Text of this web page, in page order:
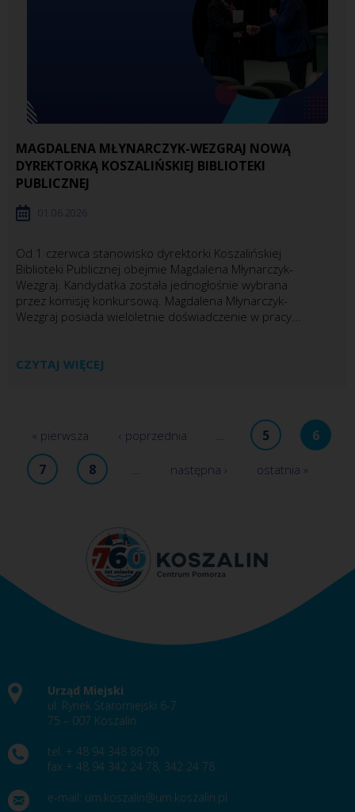
MAGDALENA MŁYNARCZYK-WEZGRAJ NOWĄ
DYREKTORKĄ KOSZALIŃSKIEJ BIBLIOTEKI
PUBLICZNEJ
01.06.2026
Od 1 czerwca stanowisko dyrektorki Koszalińskiej
Biblioteki Publicznej obejmie Magdalena Młynarczyk-
Wezgraj. Kandydatka została jednogłośnie wybrana
przez komisję konkursową. Magdalena Młynarczyk-
Wezgraj posiada wieloletnie doświadczenie w pracy...
CZYTAJ WIĘCEJ
« pierwsza ‹ poprzednia 5
6
7
8 następna › ostatnia »
Urząd Miejski
ul. Rynek Staromiejski 6-7
75 – 007 Koszalin
tel. + 48 94 348 86 00
fax + 48 94 342 24 78, 342 24 78
e-mail: um.koszalin@um.koszalin.pl